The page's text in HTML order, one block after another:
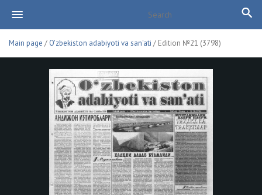
Main page / O'zbekiston adabiyoti va san'ati / Edition №21 (3798)